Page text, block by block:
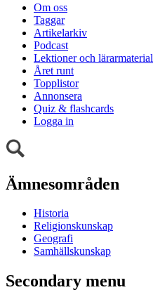
Om oss
Taggar
Artikelarkiv
Podcast
Lektioner och lärarmaterial
Året runt
Topplistor
Annonsera
Quiz & flashcards
Logga in
Ämnesområden
Historia
Religionskunskap
Geografi
Samhällskunskap
Secondary menu